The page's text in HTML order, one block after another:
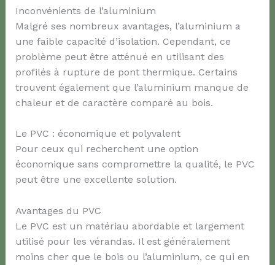
Inconvénients de l’aluminium
Malgré ses nombreux avantages, l’aluminium a
une faible capacité d’isolation. Cependant, ce
problème peut être atténué en utilisant des
profilés à rupture de pont thermique. Certains
trouvent également que l’aluminium manque de
chaleur et de caractère comparé au bois.
Le PVC : économique et polyvalent
Pour ceux qui recherchent une option
économique sans compromettre la qualité, le PVC
peut être une excellente solution.
Avantages du PVC
Le PVC est un matériau abordable et largement
utilisé pour les vérandas. Il est généralement
moins cher que le bois ou l’aluminium, ce qui en